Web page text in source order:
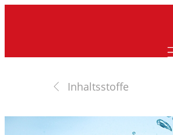
Inhaltsstoffe